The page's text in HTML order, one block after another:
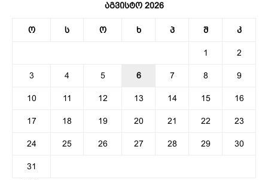
აგვისტო 2026
ო ს ო ხ პ შ კ
1 2
3 4 5 6 7 8 9
10 11 12 13 14 15 16
17 18 19 20 21 22 23
24 25 26 27 28 29 30
31